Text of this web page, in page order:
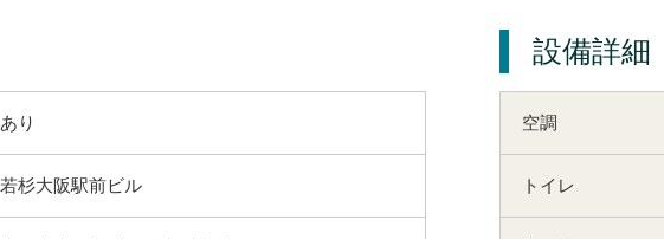
あり
若杉大阪駅前ビル
設備詳細
空調
トイレ